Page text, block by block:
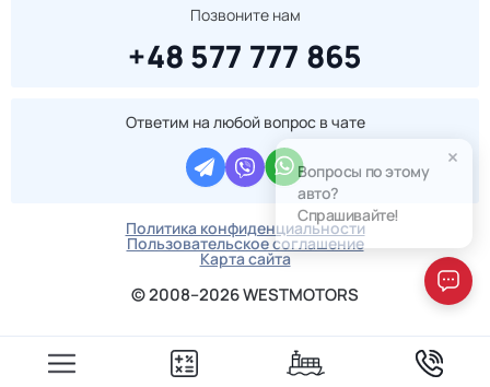
Позвоните нам
+48 577 777 865
Ответим на любой вопрос в чате
Политика конфиденциальности
Пользовательское соглашение
Карта сайта
© 2008–2026 WESTMOTORS
Вопросы по этому
авто?
Спрашивайте!